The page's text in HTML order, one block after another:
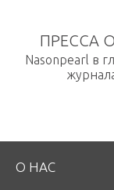
ПРЕССА
Nasonpearl в
О НАС